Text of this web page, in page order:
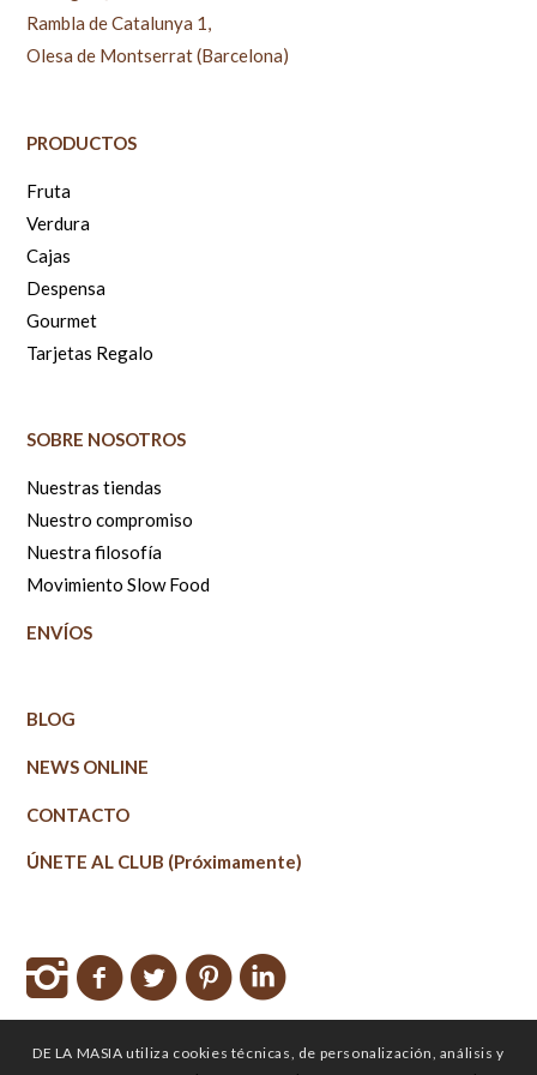
Rambla de Catalunya 1,
Olesa de Montserrat (Barcelona)
PRODUCTOS
Fruta
Verdura
Cajas
Despensa
Gourmet
Tarjetas Regalo
SOBRE NOSOTROS
Nuestras tiendas
Nuestro compromiso
Nuestra filosofía
Movimiento Slow Food
ENVÍOS
BLOG
NEWS ONLINE
CONTACTO
ÚNETE AL CLUB (Próximamente)
DE LA MASIA utiliza cookies técnicas, de personalización, análisis y